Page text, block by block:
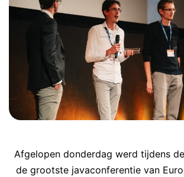
Afgelopen donderdag werd tijdens
de grootste javaconferentie van